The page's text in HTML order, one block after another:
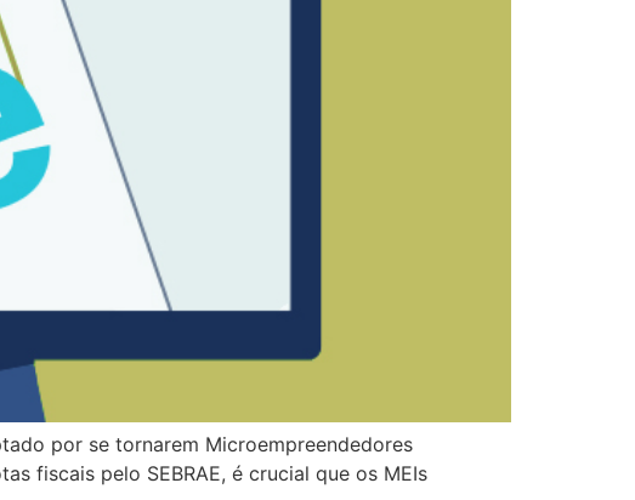
por se tornarem Microempreendedores
fiscais pelo SEBRAE, é crucial que os MEIs